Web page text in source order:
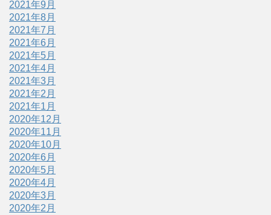
2021年9月
2021年8月
2021年7月
2021年6月
2021年5月
2021年4月
2021年3月
2021年2月
2021年1月
2020年12月
2020年11月
2020年10月
2020年6月
2020年5月
2020年4月
2020年3月
2020年2月